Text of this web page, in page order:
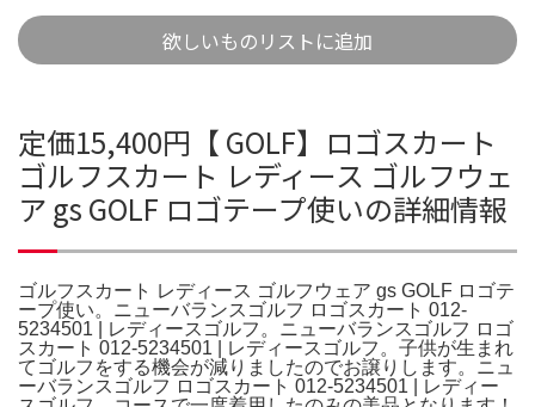
欲しいものリストに追加
定価15,400円【 GOLF】ロゴスカート
ゴルフスカート レディース ゴルフウェ
ア gs GOLF ロゴテープ使いの詳細情報
ゴルフスカート レディース ゴルフウェア gs GOLF ロゴテ
ープ使い。ニューバランスゴルフ ロゴスカート 012-
5234501 | レディースゴルフ。ニューバランスゴルフ ロゴ
スカート 012-5234501 | レディースゴルフ。子供が生まれ
てゴルフをする機会が減りましたのでお譲りします。ニュ
ーバランスゴルフ ロゴスカート 012-5234501 | レディー